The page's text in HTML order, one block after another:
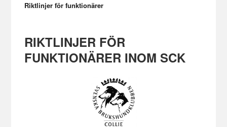
Riktlinjer för funktionärer
RIKTLINJER FÖR
FUNKTIONÄRER INOM SCK